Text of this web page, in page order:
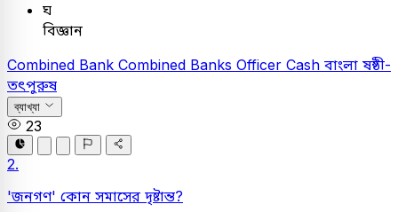
ঘ
বিজ্ঞান
Combined Bank Combined Banks Officer Cash বাংলা ষষ্ঠী-
তৎপুরুষ
ব্যাখ্যা
23
2.
'জনগণ' কোন সমাসের দৃষ্টান্ত?